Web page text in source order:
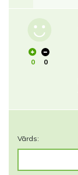
0 0
Vārds: